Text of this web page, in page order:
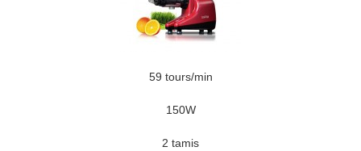
59 tours/min
150W
2 tamis